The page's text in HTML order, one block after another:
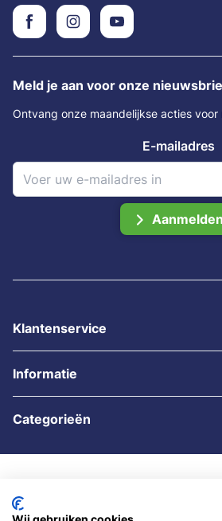
Meld je aan voor onze
Ontvang onze maandelijkse acties
E-mailadres
Aanmelden
Klantenservice
Informatie
Categorieën